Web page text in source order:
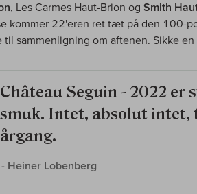
, Les Carmes Haut-Brion og Smith
kommer 22'eren ret tæt på den 100-
til sammenligning om aftenen. Sikke en
Château Seguin - 2022 er
smuk. Intet, absolut intet,
årgang.
- Heiner Lobenberg